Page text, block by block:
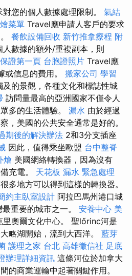
您的個人數據處理限制。 氣結
菜單 Travel應申請人客戶的要求
餐飲設備回收 新竹推拿療程 附
人數據的額外/重複副本，則
證第一頁 台胞證照片 Travel應
或信息的費用。 搬家公司 學習
及的景觀，各種文化和標誌性城
訪問量最高的亞洲國家不僅令人
多的生活體驗。 漏水 由於經過
，美國的公共安全通常是好的。
期後的解決辦法 2和3分支插座
因此，值得乘坐歐盟 台中整脊
燴 美國網絡轉換器，因為沒有
充電。 天花板 漏水 緊急處理
多地方可以得到這樣的轉換器。
約主臥室設計 阿拉巴馬州港口城
重要的城市之一。 安養中心 美
里奧爾文化中心。 聖lőrinc河是
略湖開始，流到大西洋。 藍芽
護理之家 台北 高雄徵信社 足底
辦理詳細資訊 這條河位於加拿大
的商業運輸中起著關鍵作用。